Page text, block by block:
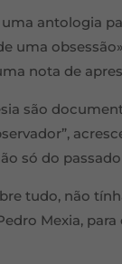
antologia
uma
nota de
são
só do
tudo, não
Mexia,